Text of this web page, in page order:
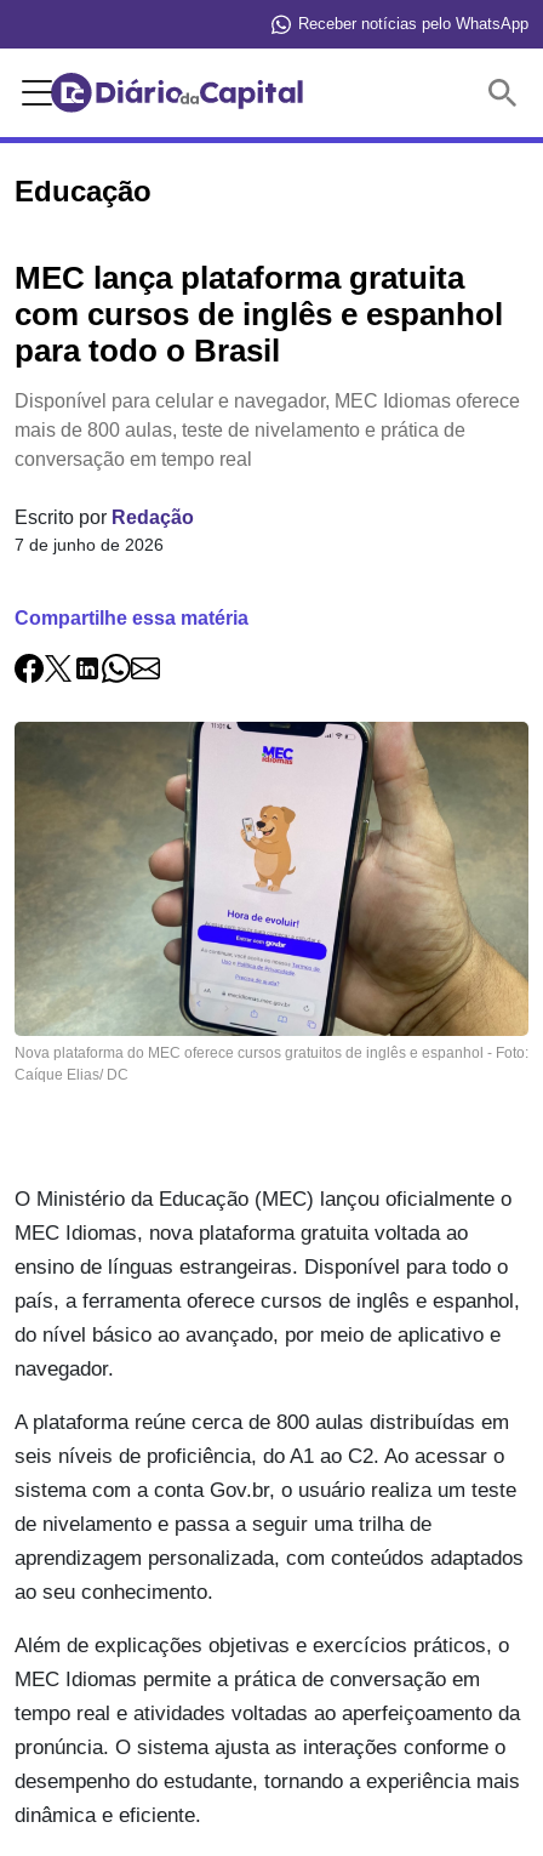
Receber notícias pelo WhatsApp
Educação
MEC lança plataforma gratuita
com cursos de inglês e espanhol
para todo o Brasil
Disponível para celular e navegador, MEC Idiomas oferece
mais de 800 aulas, teste de nivelamento e prática de
conversação em tempo real
Escrito por Redação
7 de junho de 2026
Compartilhe essa matéria
Nova plataforma do MEC oferece cursos gratuitos de inglês e espanhol - Foto:
Caíque Elias/ DC
O Ministério da Educação (MEC) lançou oficialmente o
MEC Idiomas, nova plataforma gratuita voltada ao
ensino de línguas estrangeiras. Disponível para todo o
país, a ferramenta oferece cursos de inglês e espanhol,
do nível básico ao avançado, por meio de aplicativo e
navegador.
A plataforma reúne cerca de 800 aulas distribuídas em
seis níveis de proficiência, do A1 ao C2. Ao acessar o
sistema com a conta Gov.br, o usuário realiza um teste
de nivelamento e passa a seguir uma trilha de
aprendizagem personalizada, com conteúdos adaptados
ao seu conhecimento.
Além de explicações objetivas e exercícios práticos, o
MEC Idiomas permite a prática de conversação em
tempo real e atividades voltadas ao aperfeiçoamento da
pronúncia. O sistema ajusta as interações conforme o
desempenho do estudante, tornando a experiência mais
dinâmica e eficiente.